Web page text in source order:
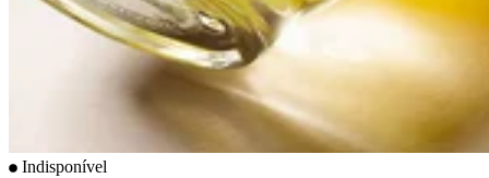
Indisponível